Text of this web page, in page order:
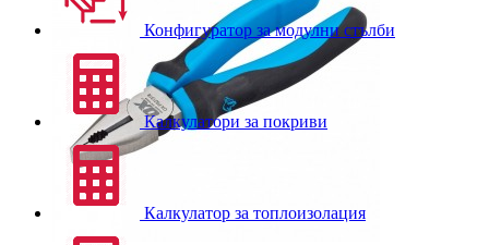
Конфигуратор за модулни стълби
Калкулатори за покриви
Калкулатор за топлоизолация